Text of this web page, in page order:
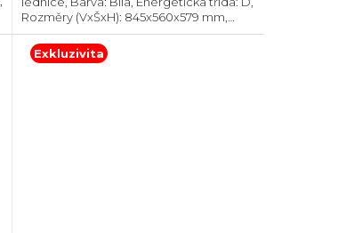
Rozměry (VxŠxH): 845x560x579 mm,
Celkový objem: 133 l, Max. hlučnost: 39
dB Roční spotřeba energie: 72 kWh,
Změna...
Exkluzivita